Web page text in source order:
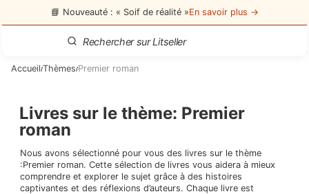
📘 Nouveauté : « Soif de réalité »En savoir plus →
Accueil/Thèmes/Premier roman
Livres sur le thème: Premier
roman
Nous avons sélectionné pour vous des livres sur le thème
:Premier roman. Cette sélection de livres vous aidera à mieux
comprendre et explorer le sujet grâce à des histoires
captivantes et des réflexions d’auteurs. Chaque livre est